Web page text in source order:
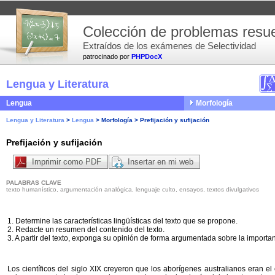
patrocinado por PHPDocX
Colección de problemas
Extraídos de los exámenes de Selectividad
Lengua y Literatura
Lengua Morfología
Lengua y Literatura > Lengua > Morfología > Prefijación y sufijación
Prefijación y sufijación
Imprimir como PDF Insertar en mi web
PALABRAS CLAVE
texto humanístico, argumentación analógica, lenguaje culto, ensayos, textos divulgativos
1. Determine las características lingüísticas del texto que se propone.
2. Redacte un resumen del contenido del texto.
3. A partir del texto, exponga su opinión de forma argumentada sobre la
Los científicos del siglo XIX creyeron que los aborígenes australianos eran